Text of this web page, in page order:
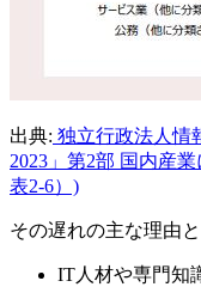
出典: 独立行政法人
2023」第2部 国内産
表2-6）)
その遅れの主な理由
IT人材や専門知